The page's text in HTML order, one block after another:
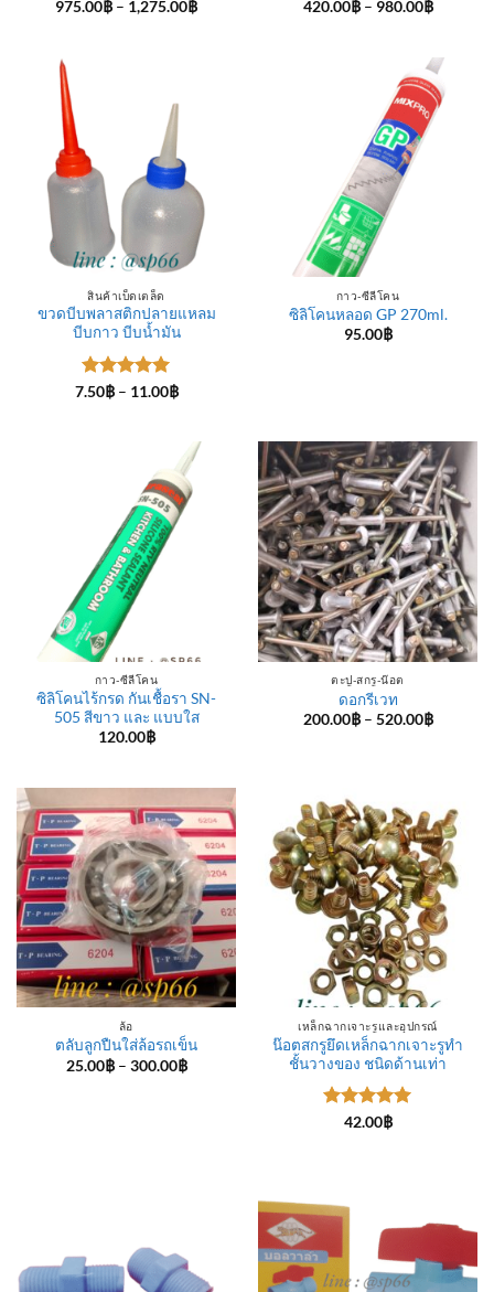
ให้คะแนน
975.00฿ – 1,275.00฿Price
ให้คะแนน
420.00฿ – 980.00฿Price
980.00฿
สินค้าเบ็ดเตล็ด
ขวดบีบพลาสติกปลายแหลม
บีบกาว บีบน้ำมัน
ให้คะแนน
7.50฿ – 11.00฿Price
11.00฿
กาว-ซีลีโคน
ซิลิโคนหลอด GP 270ml.
95.00฿
กาว-ซีลีโคน
ซิลิโคนไร้กรด กันเชื้อรา SN-
505 สีขาว และ แบบใส
120.00฿
ตะปู-สกรู-น๊อต
ดอกรีเวท
200.00฿ – 520.00฿Price
ล้อ
ตลับลูกปืนใส่ล้อรถเข็น
25.00฿ – 300.00฿Price
เหล็กฉากเจาะรูและอุปกรณ์
น๊อตสกรูยึดเหล็กฉากเจาะรูทำ
ชั้นวางของ ชนิดด้านเท่า
ให้คะแนน
42.00฿